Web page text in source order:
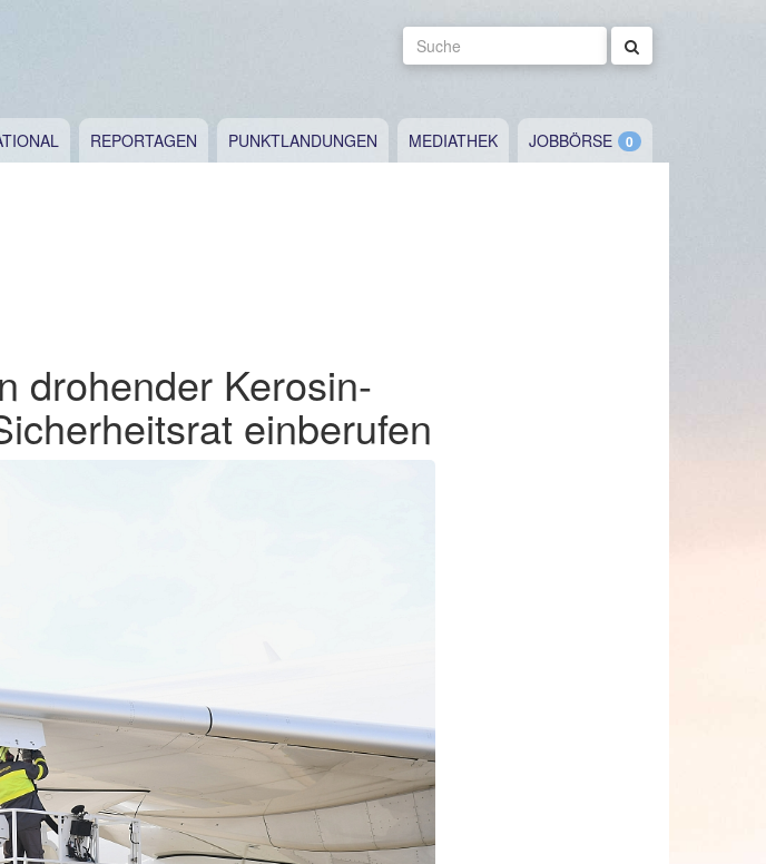
Suche
REPORTAGEN PUNKTLANDUNGEN MEDIATHEK JOBBÖRSE
drohender Kerosin-
einberufen